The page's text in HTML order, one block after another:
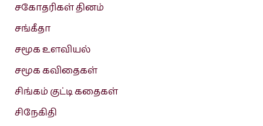
சகோதரிகள் தினம்
சங்கீதா
சமூக உளவியல்
சமூக கவிதைகள்
சிங்கம் குட்டி கதைகள்
சிநேகிதி